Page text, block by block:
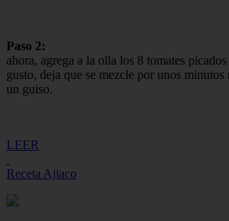
Paso 2:
ahora, agrega a la olla los 8 tomates
gusto, deja que se mezcle por unos minutos
un guiso.
LEER
Receta Ajiaco